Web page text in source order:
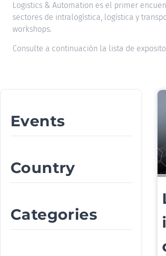
Logistics & Automation es el primer
sectores de intralogística, logística y
workshops.
Consulte a continuación la lista de
Events
Country
Categories